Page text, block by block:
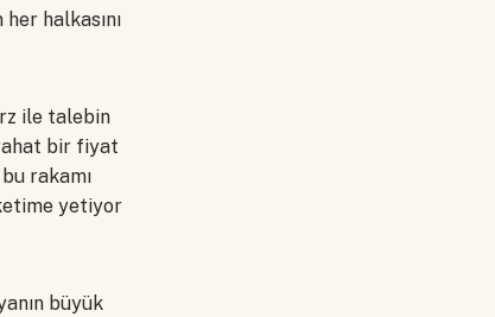
halkasını
ile talebin
bir fiyat
rakamı
yetiyor
büyük